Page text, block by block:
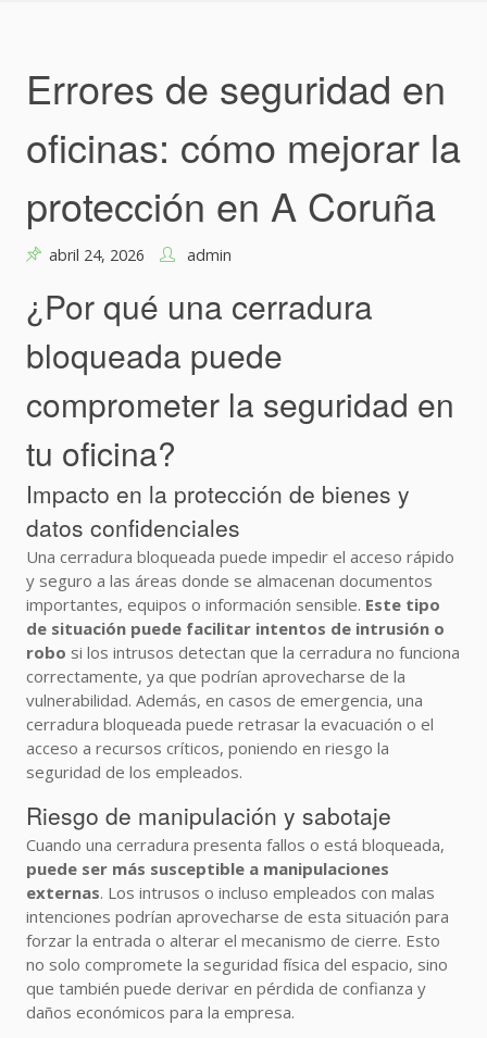
Errores de seguridad en
oficinas: cómo mejorar la
protección en A Coruña
abril 24, 2026 admin
¿Por qué una cerradura
bloqueada puede
comprometer la seguridad en
tu oficina?
Impacto en la protección de bienes y
datos confidenciales
Una cerradura bloqueada puede impedir el acceso rápido
y seguro a las áreas donde se almacenan documentos
importantes, equipos o información sensible. Este tipo
de situación puede facilitar intentos de intrusión o
robo si los intrusos detectan que la cerradura no funciona
correctamente, ya que podrían aprovecharse de la
vulnerabilidad. Además, en casos de emergencia, una
cerradura bloqueada puede retrasar la evacuación o el
acceso a recursos críticos, poniendo en riesgo la
seguridad de los empleados.
Riesgo de manipulación y sabotaje
Cuando una cerradura presenta fallos o está bloqueada,
puede ser más susceptible a manipulaciones
externas. Los intrusos o incluso empleados con malas
intenciones podrían aprovecharse de esta situación para
forzar la entrada o alterar el mecanismo de cierre. Esto
no solo compromete la seguridad física del espacio, sino
que también puede derivar en pérdida de confianza y
daños económicos para la empresa.